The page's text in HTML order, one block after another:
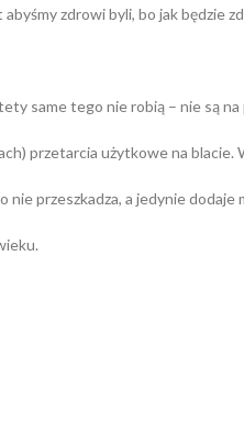
zdrowi byli, bo jak będzie
same tego nie robią – nie są na
przetarcia użytkowe na blacie.
nie przeszkadza, a jedynie